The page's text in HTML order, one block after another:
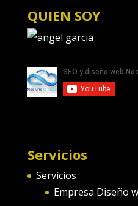
QUIEN SOY
Servicios
Servicios
Empresa Diseño